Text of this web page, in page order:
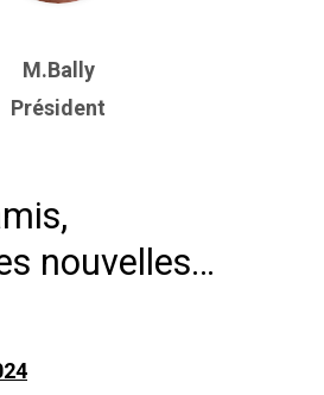
M.Bally
Président
amis,
nouvelles…